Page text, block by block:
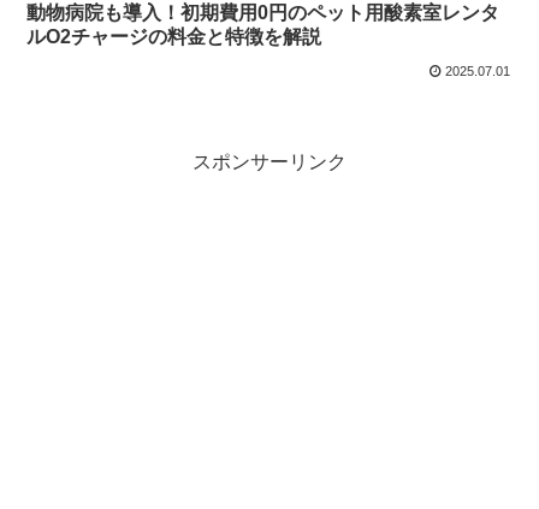
動物病院も導入！初期費用0円のペット用酸素室レンタ
ルO2チャージの料金と特徴を解説
2025.07.01
スポンサーリンク